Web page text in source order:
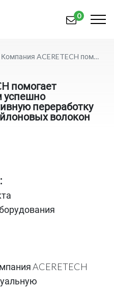
0
Компания ACERETECH помогает корейским клиентам успешно реализовать эффективную переработку и гранулирование нейлоновых волокон ПА66
помогает
успешно
переработку
волокон
ACERETECH